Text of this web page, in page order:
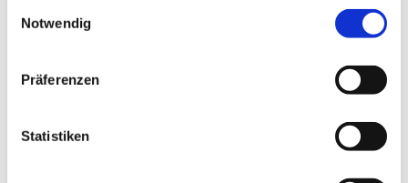
Notwendig
Präferenzen
Statistiken